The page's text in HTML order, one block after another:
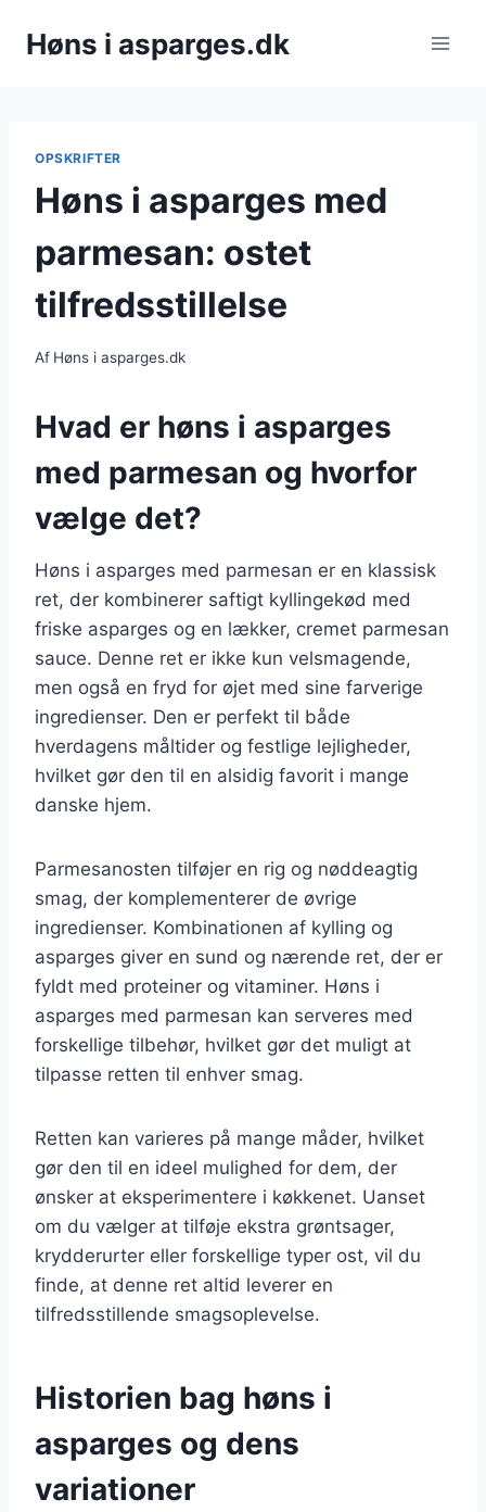
Høns i asparges.dk
OPSKRIFTER
Høns i asparges med
parmesan: ostet
tilfredsstillelse
Af Høns i asparges.dk
Hvad er høns i asparges
med parmesan og hvorfor
vælge det?
Høns i asparges med parmesan er en klassisk
ret, der kombinerer saftigt kyllingekød med
friske asparges og en lækker, cremet parmesan
sauce. Denne ret er ikke kun velsmagende,
men også en fryd for øjet med sine farverige
ingredienser. Den er perfekt til både
hverdagens måltider og festlige lejligheder,
hvilket gør den til en alsidig favorit i mange
danske hjem.
Parmesanosten tilføjer en rig og nøddeagtig
smag, der komplementerer de øvrige
ingredienser. Kombinationen af kylling og
asparges giver en sund og nærende ret, der er
fyldt med proteiner og vitaminer. Høns i
asparges med parmesan kan serveres med
forskellige tilbehør, hvilket gør det muligt at
tilpasse retten til enhver smag.
Retten kan varieres på mange måder, hvilket
gør den til en ideel mulighed for dem, der
ønsker at eksperimentere i køkkenet. Uanset
om du vælger at tilføje ekstra grøntsager,
krydderurter eller forskellige typer ost, vil du
finde, at denne ret altid leverer en
tilfredsstillende smagsoplevelse.
Historien bag høns i
asparges og dens
variationer